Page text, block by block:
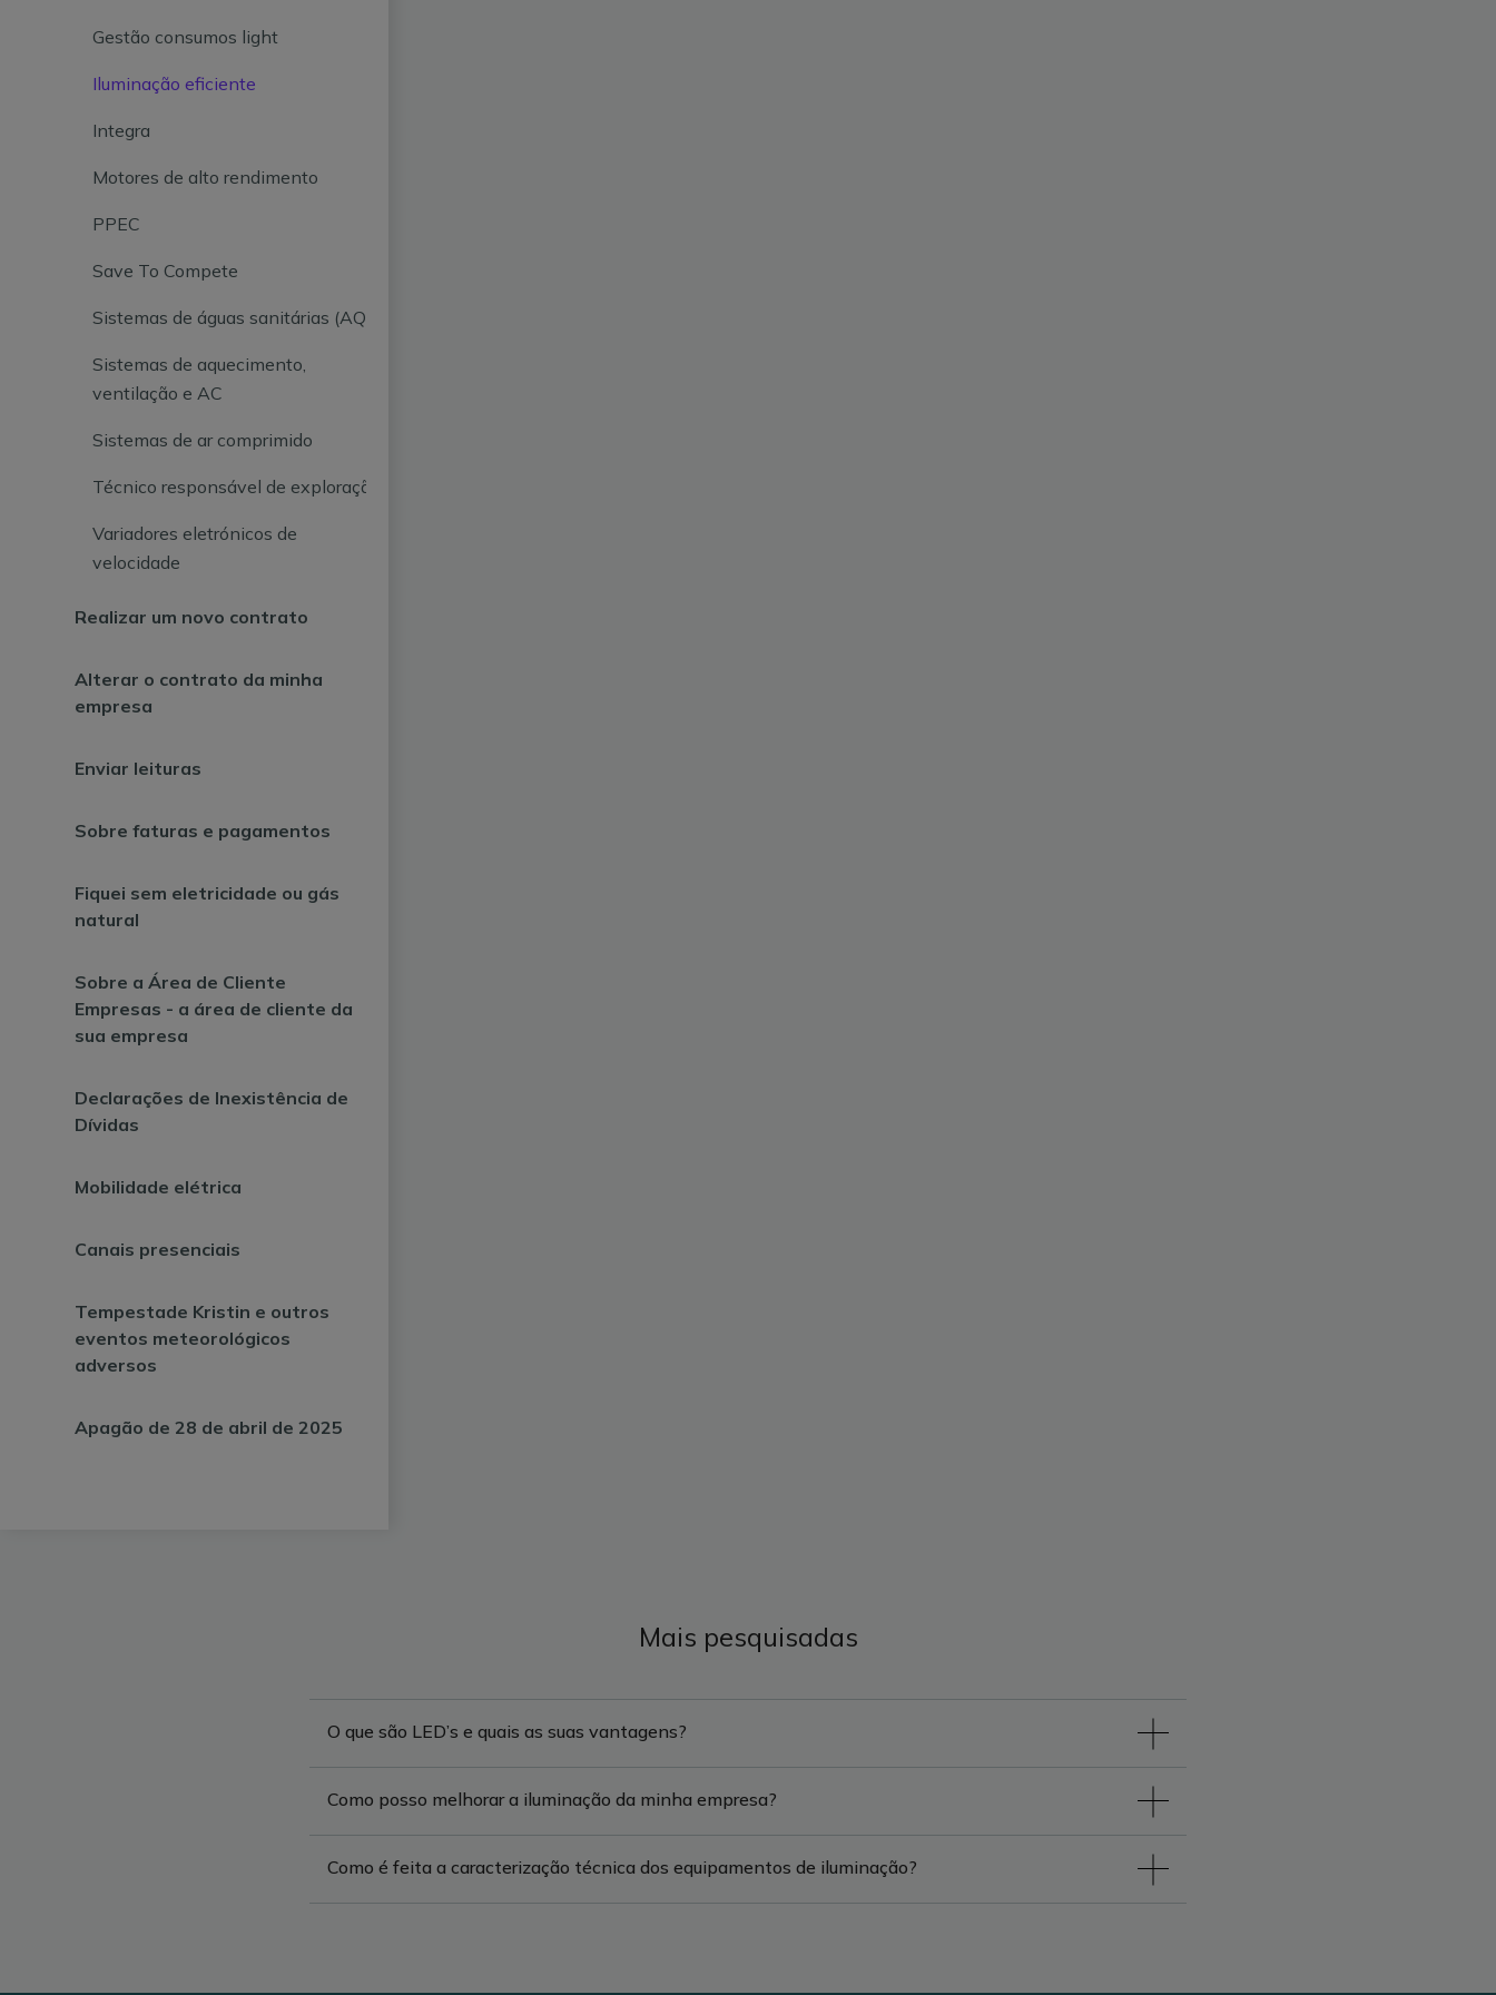
Gestão consumos light
Iluminação eficiente
Integra
Motores de alto rendimento
PPEC
Save To Compete
Sistemas de águas sanitárias (AQS)
Sistemas de aquecimento,
ventilação e AC
Sistemas de ar comprimido
Técnico responsável de exploração
Variadores eletrónicos de
velocidade
Realizar um novo contrato
Alterar o contrato da minha
empresa
Enviar leituras
Sobre faturas e pagamentos
Fiquei sem eletricidade ou gás
natural
Sobre a Área de Cliente
Empresas - a área de cliente da
sua empresa
Declarações de Inexistência de
Dívidas
Mobilidade elétrica
Canais presenciais
Tempestade Kristin e outros
eventos meteorológicos
adversos
Apagão de 28 de abril de 2025
Mais pesquisadas
O que são LED’s e quais as suas vantagens?
Como posso melhorar a iluminação da minha empresa?
Como é feita a caracterização técnica dos equipamentos de iluminação?